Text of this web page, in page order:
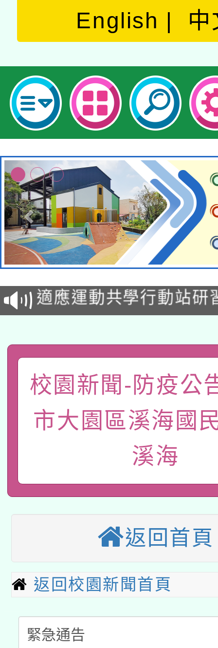
English 中
本校115學年度第2次
招甄選結果公告(無人
適應運動共學行動站研
本館辦理115年度閱讀
暨閱讀推動專業研習
科技賦能─人工智慧
「數位內容與教學軟體
pilot」
有關大陸委員會函釋公
薪期間赴陸應申請許可
業技術研究院辦理「
用水績優單位及節水達
動」
115年8月22日(星期六
桃園市孔廟祈福系列
開 智慧啟航」
2026年桃園地景藝術
本校115學年度第2次
招甄選結果公告(無人
招)
適應運動共學行動站研
本館辦理115年度閱讀
暨閱讀推動專業研習
科技賦能─人工智慧
礎課程
「數位內容與教學軟體
校園新聞-防疫公
市大園區溪海國
溪海
返回首頁
返回校園新聞首頁